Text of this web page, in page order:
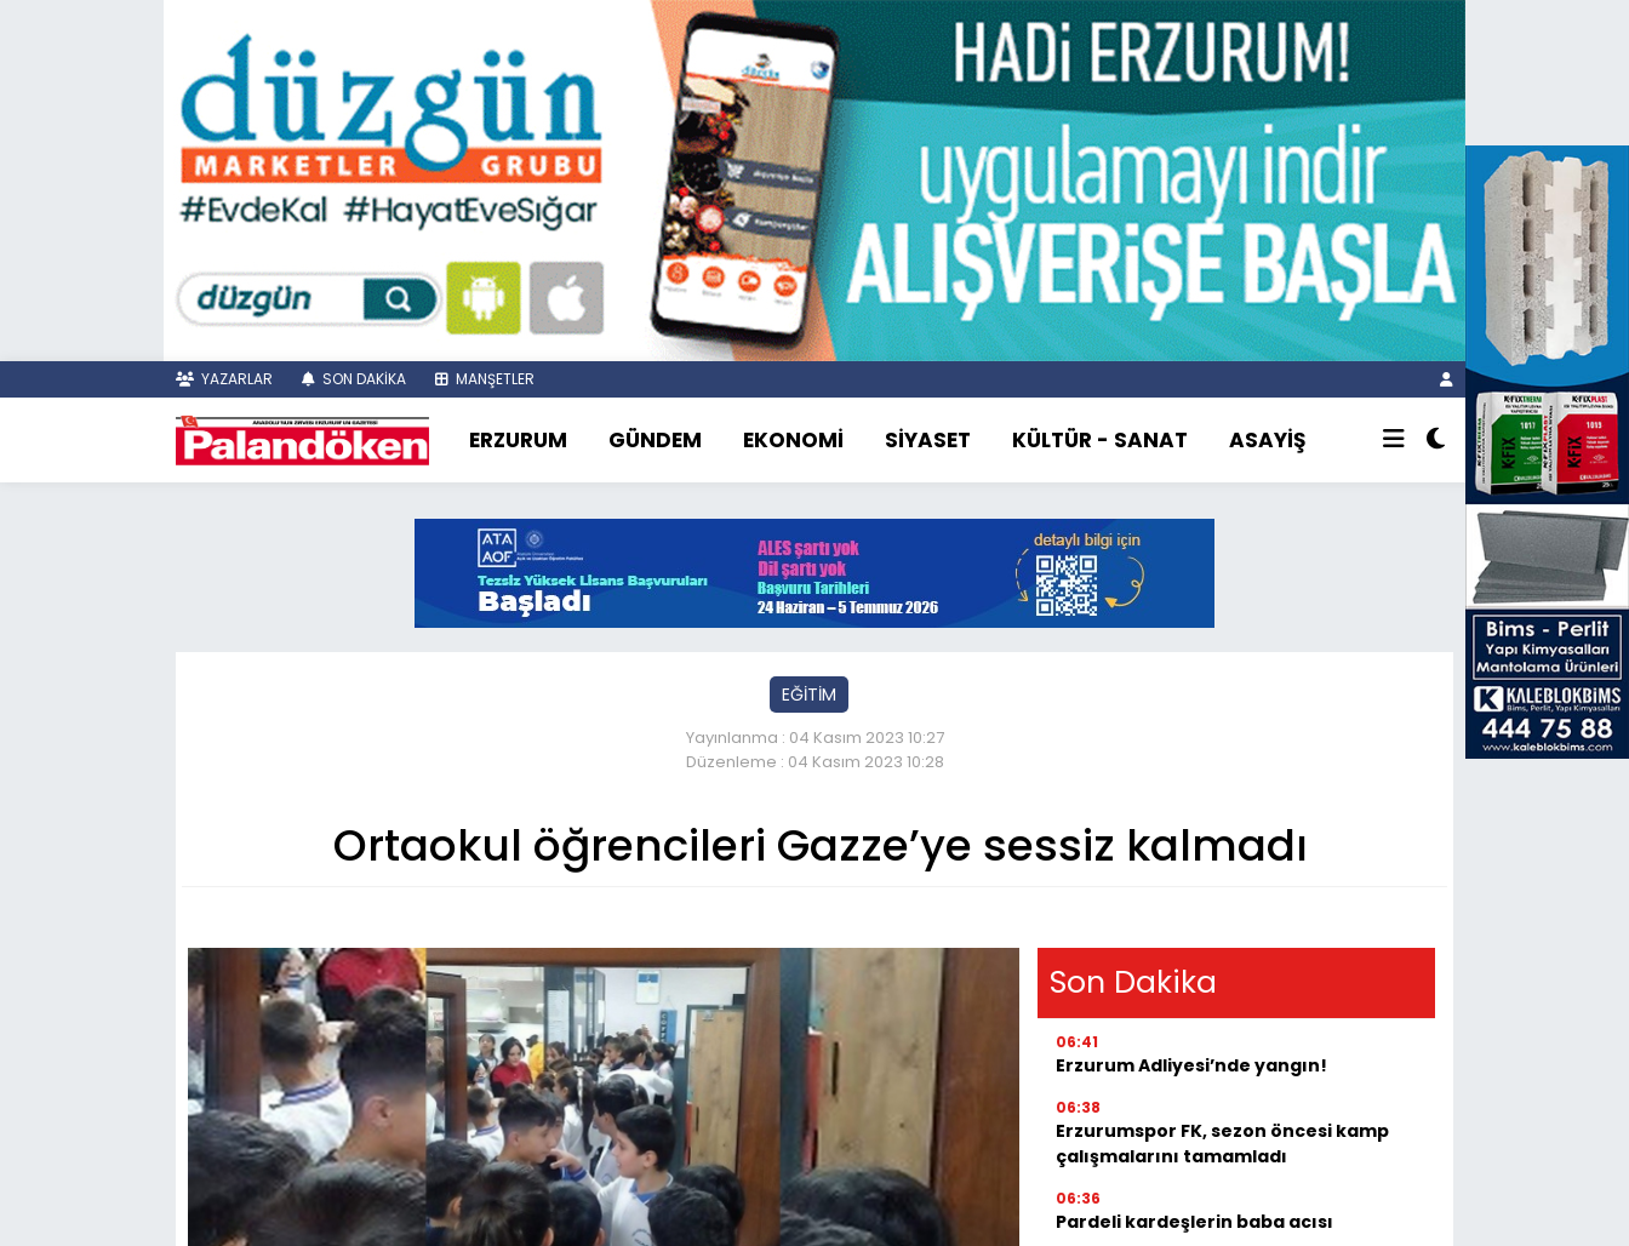
YAZARLAR SON DAKİKA MANŞETLER
ERZURUM GÜNDEM EKONOMİ SİYASET KÜLTÜR - SANAT ASAYİŞ
EĞİTİM
Yayınlanma : 04 Kasım 2023 10:27
Düzenleme : 04 Kasım 2023 10:28
Ortaokul öğrencileri Gazze’ye sessiz kalmadı
Son Dakika
06:41
Erzurum Adliyesi’nde yangın!
06:38
Erzurumspor FK, sezon öncesi kamp
çalışmalarını tamamladı
06:36
Pardeli kardeşlerin baba acısı